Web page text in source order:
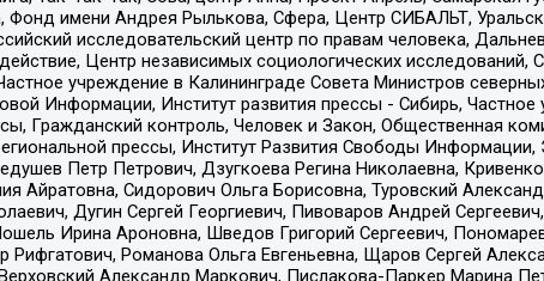
Фонд имени Андрея Рылькова, Сфера, Центр СИБАЛЬТ,
исследовательский центр по правам человека,
Центр независимых социологических
учреждение в Калининграде Совета Министров
Информации, Институт развития прессы - Сибирь,
Гражданский контроль, Человек и Закон, Общественная
прессы, Институт Развития Свободы
Петр Петрович, Дзугкоева Регина Николаевна,
Айратовна, Сидорович Ольга Борисовна, Туровский
Дугин Сергей Георгиевич, Пивоваров Андрей
Ирина Ароновна, Шведов Григорий Сергеевич,
Рифгатович, Романова Ольга Евгеньевна, Щаров Сергей
Александр Маркович, Пислакова-Паркер Марина